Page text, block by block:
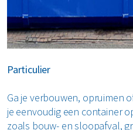
Particulier
Ga je verbouwen, opruimen
je eenvoudig een container
zoals bouw- en sloopafval,